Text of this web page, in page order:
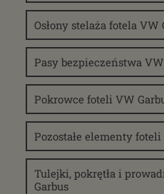
dostępne: 1 szt.(8)
dostępne: 2 szt.(10)
dostępne: 3 szt.(5)
dostępne: 4 szt.(6)
więcej
Cena
od
Osłony stelaża fotela VW
Pasy bezpieczeństwa
Pokrowce foteli VW
Pozostałe elementy foteli
Tulejki, pokrętła i
Garbus